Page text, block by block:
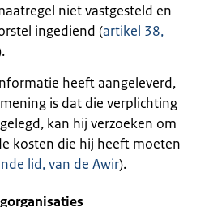
niet vastgesteld en
ingediend (artikel 38,
heeft aangeleverd,
is dat die verplichting
kan hij verzoeken om
kosten die hij heeft moeten
lid, van de Awir).